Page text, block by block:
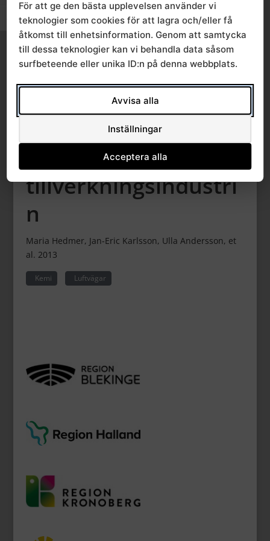
Slå på/av textstorlek
respirabelt damm
och mangan samt
förekomst av
luftvägsbesvär hos
svetsare i den
svenska
tillverkningsindustri
n
Maria Hedmer, Jan-Eric Karlsson, Ulla Andersson, et
al. 2013
Kemi Luftvägar
För att ge den bästa upplevelsen använder vi
teknologier som cookies för att lagra och/eller få
åtkomst till enhetsinformation. Genom att samtycka
till dessa teknologier kan vi behandla data såsom
surfbeteende eller unika ID:n på denna webbplats.
Avvisa alla
Inställningar
Acceptera alla